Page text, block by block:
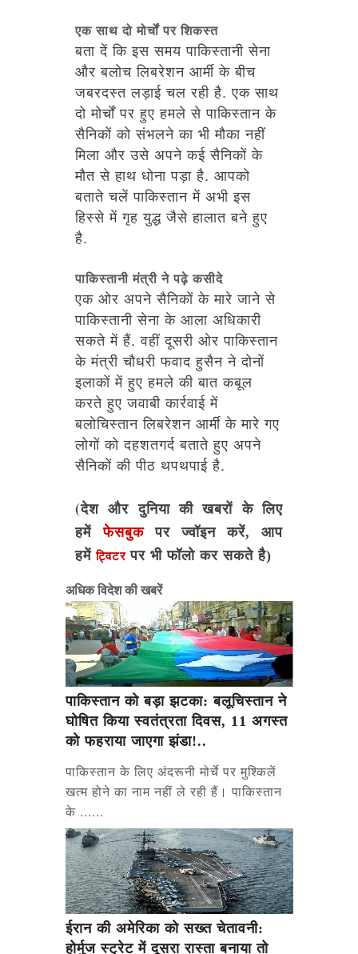
एक साथ दो मोर्चों पर शिकस्त
बता दें कि इस समय पाकिस्तानी सेना
और बलोच लिबरेशन आर्मी के बीच
जबरदस्त लड़ाई चल रही है. एक साथ
दो मोर्चों पर हुए हमले से पाकिस्तान के
सैनिकों को संभलने का भी मौका नहीं
मिला और उसे अपने कई सैनिकों के
मौत से हाथ धोना पड़ा है. आपको
बताते चलें पाकिस्तान में अभी इस
हिस्से में गृह युद्ध जैसे हालात बने हुए
है.
पाकिस्तानी मंत्री ने पढ़े कसीदे
एक ओर अपने सैनिकों के मारे जाने से
पाकिस्तानी सेना के आला अधिकारी
सकते में हैं. वहीं दूसरी ओर पाकिस्तान
के मंत्री चौधरी फवाद हुसैन ने दोनों
इलाकों में हुए हमले की बात कबूल
करते हुए जवाबी कार्रवाई में
बलोचिस्तान लिबरेशन आर्मी के मारे गए
लोगों को दहशतगर्द बताते हुए अपने
सैनिकों की पीठ थपथपाई है.
(देश और दुनिया की खबरों के लिए
हमेंफेसबुकपर ज्वॉइन करें, आप
हमेंट्विटर पर भी फॉलो कर सकते है)
अधिक विदेश की खबरें
पाकिस्तान को बड़ा झटका: बलूचिस्तान ने
घोषित किया स्वतंत्रता दिवस, 11 अगस्त
को फहराया जाएगा झंडा!..
पाकिस्तान के लिए अंदरूनी मोर्चे पर मुश्किलें
खत्म होने का नाम नहीं ले रही हैं। पाकिस्तान
के ......
ईरान की अमेरिका को सख्त चेतावनी:
होर्मुज स्ट्रेट में दूसरा रास्ता बनाया तो